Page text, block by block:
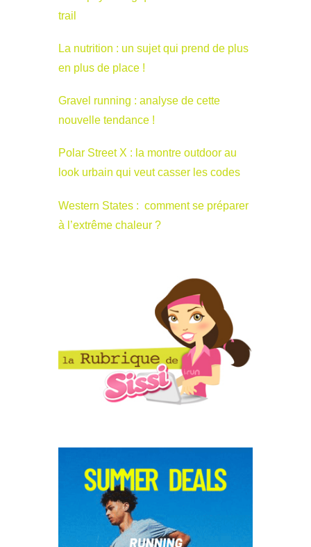
trail
La nutrition : un sujet qui prend de plus
en plus de place !
Gravel running : analyse de cette
nouvelle tendance !
Polar Street X : la montre outdoor au
look urbain qui veut casser les codes
Western States : comment se préparer
à l’extrême chaleur ?